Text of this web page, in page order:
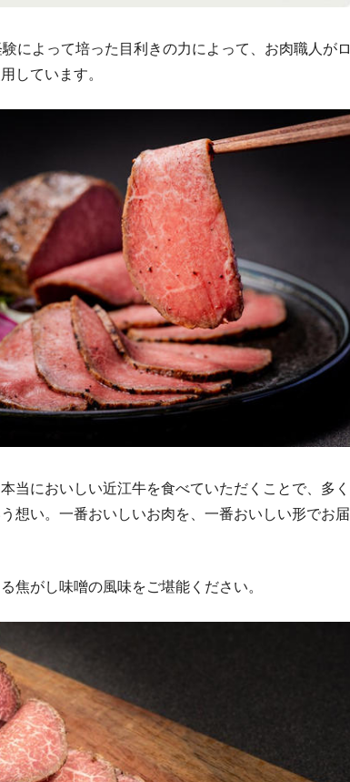
によって培った目利きの力によって、お肉職人がロ
しています。
当においしい近江牛を食べていただくことで、多く
想い。一番おいしいお肉を、一番おいしい形でお届
焦がし味噌の風味をご堪能ください。